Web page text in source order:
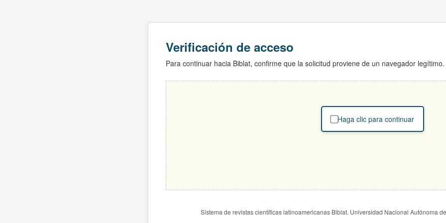
Verificación de acceso
Para continuar hacia Biblat, confirme que la solicitud proviene de un navegador legítimo.
Haga clic para continuar
Sistema de revistas científicas latinoamericanas Biblat. Universidad Nacional Autónoma